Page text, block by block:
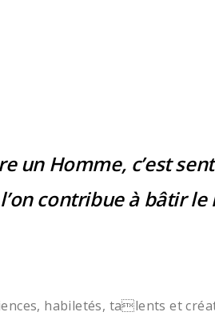
un Homme, c’est
contribue à bâtir le
habiletés, talents et